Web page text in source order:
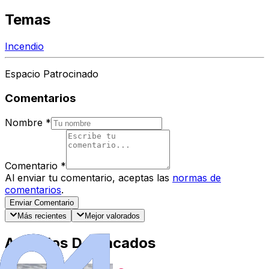
Temas
Incendio
Espacio Patrocinado
Comentarios
Nombre *
Comentario *
Al enviar tu comentario, aceptas las normas de
comentarios.
Enviar Comentario
Más recientes
Mejor valorados
Artículos Destacados